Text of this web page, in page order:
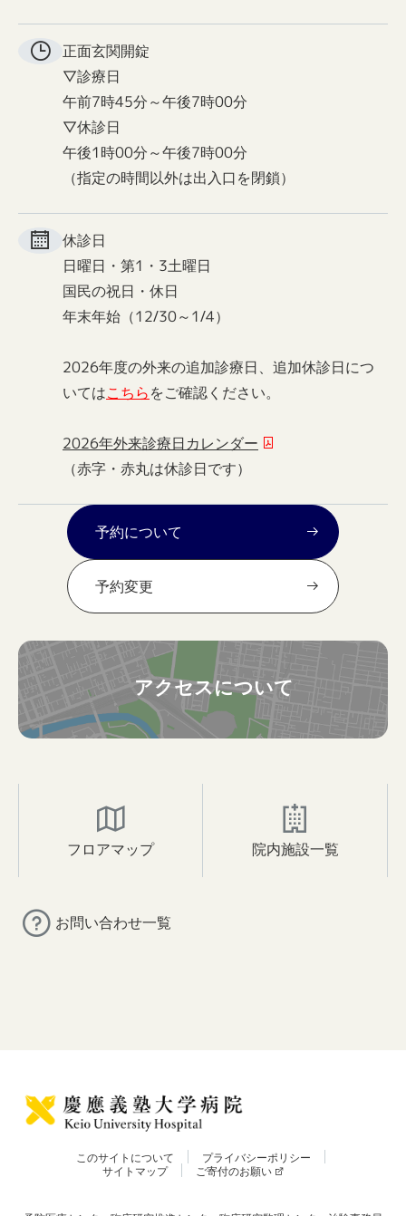
正面玄関開錠
▽診療日
午前7時45分～午後7時00分
▽休診日
午後1時00分～午後7時00分
（指定の時間以外は出入口を閉鎖）
休診日
日曜日・第1・3土曜日
国民の祝日・休日
年末年始（12/30～1/4）
2026年度の外来の追加診療日、追加休診日につ
いてはこちらをご確認ください。
2026年外来診療日カレンダー
（赤字・赤丸は休診日です）
予約について
予約変更
アクセスについて
フロアマップ 院内施設一覧
お問い合わせ一覧
このサイトについて
プライバシーポリシー
サイトマップ
ご寄付のお願い